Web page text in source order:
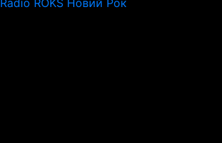
Radio ROKS Новий Рок